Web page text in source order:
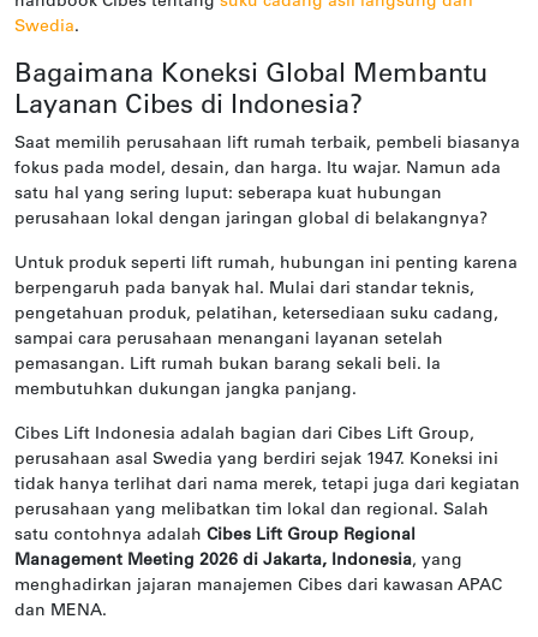
Swedia.
Bagaimana Koneksi Global Membantu
Layanan Cibes di Indonesia?
Saat memilih perusahaan lift rumah terbaik, pembeli biasanya
fokus pada model, desain, dan harga. Itu wajar. Namun ada
satu hal yang sering luput: seberapa kuat hubungan
perusahaan lokal dengan jaringan global di belakangnya?
Untuk produk seperti lift rumah, hubungan ini penting karena
berpengaruh pada banyak hal. Mulai dari standar teknis,
pengetahuan produk, pelatihan, ketersediaan suku cadang,
sampai cara perusahaan menangani layanan setelah
pemasangan. Lift rumah bukan barang sekali beli. Ia
membutuhkan dukungan jangka panjang.
Cibes Lift Indonesia adalah bagian dari Cibes Lift Group,
perusahaan asal Swedia yang berdiri sejak 1947. Koneksi ini
tidak hanya terlihat dari nama merek, tetapi juga dari kegiatan
perusahaan yang melibatkan tim lokal dan regional. Salah
satu contohnya adalah Cibes Lift Group Regional
Management Meeting 2026 di Jakarta, Indonesia, yang
menghadirkan jajaran manajemen Cibes dari kawasan APAC
dan MENA.